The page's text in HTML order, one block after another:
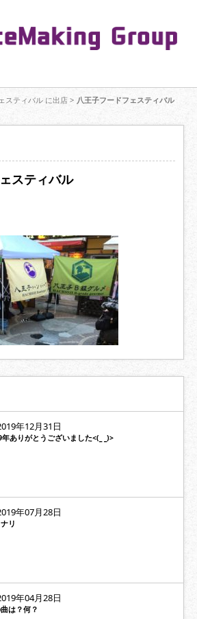
はお客様には一対一で向き合い、ご家族
ョンを大切にし【家族の絆】に寄り添いま
スティバル に出店> 八王子フードフェスティバル
スティバル
年12月31日
年ありがとうございました<(_ _)>
年07月28日
リ
年04月28日
は？何？